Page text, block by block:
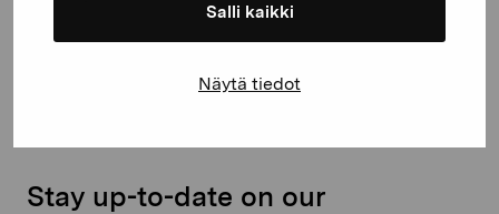
Salli kaikki
Näytä tiedot
Stay up-to-date on our